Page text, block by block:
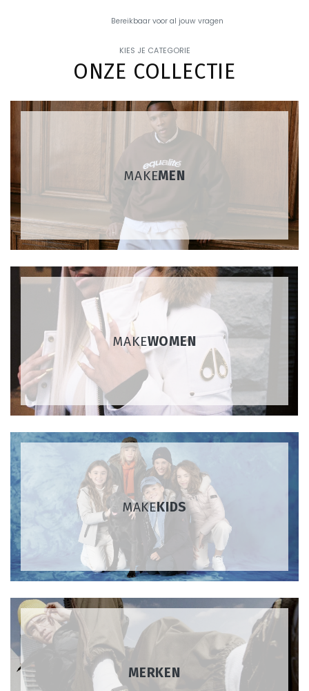
Bereikbaar voor al jouw vragen
KIES JE CATEGORIE
ONZE COLLECTIE
MAKEMEN
MAKEWOMEN
MAKEKIDS
MERKEN